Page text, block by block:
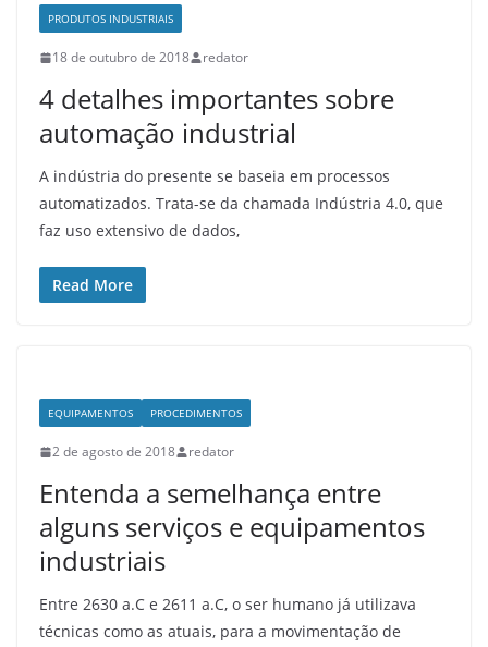
PRODUTOS INDUSTRIAIS
18 de outubro de 2018 redator
4 detalhes importantes sobre
automação industrial
A indústria do presente se baseia em processos
automatizados. Trata-se da chamada Indústria 4.0, que
faz uso extensivo de dados,
Read More
EQUIPAMENTOS PROCEDIMENTOS
2 de agosto de 2018 redator
Entenda a semelhança entre
alguns serviços e equipamentos
industriais
Entre 2630 a.C e 2611 a.C, o ser humano já utilizava
técnicas como as atuais, para a movimentação de